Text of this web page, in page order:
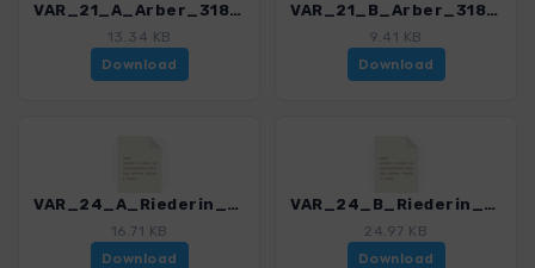
VAR_21_A_Arber_3189_1.gpx
13.34 KB
Download
VAR_21_B_Arber_3189_1.gpx
9.41 KB
Download
VAR_24_A_Riederin_3189_1.gpx
16.71 KB
Download
VAR_24_B_Riederin_3189_1.gpx
24.97 KB
Download